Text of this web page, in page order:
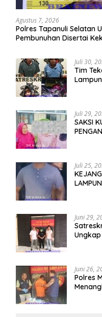
Agustus 7, 2026
Polres Tapanuli Selatan
Pembunuhan Disertai
Juli 30,
Tim
Juli 29,
SAKSI
Juli 25,
Juni 29,
Juni 26,
Polres